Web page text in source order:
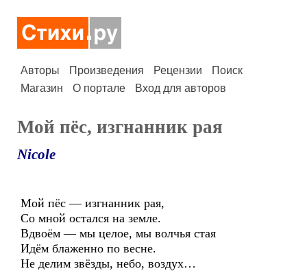
Авторы Произведения Рецензии
Поиск
Магазин
О портале Вход для авторов
Мой пёс, изгнанник рая
Nicole
Мой пёс — изгнанник рая,
Со мной остался на земле.
Вдвоём — мы целое, мы волчья стая
Идём блаженно по весне.
Не делим звёзды, небо, воздух…